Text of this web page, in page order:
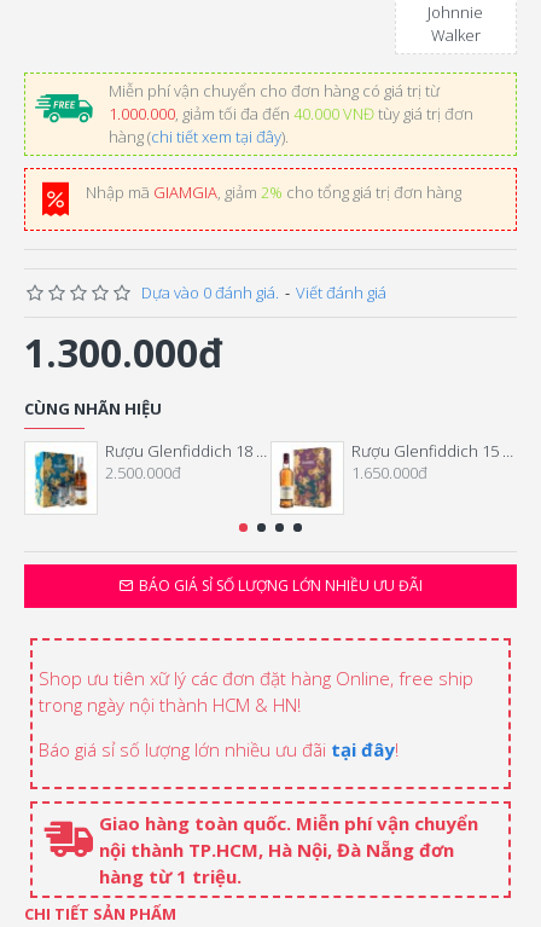
Miễn phí vận chuyển cho đơn hàng có giá trị từ
1.000.000, giảm tối đa đến 40.000 VNĐtùy giá trị đơn
hàng (chi tiết xem tại đây).
Nhập mã GIAMGIA, giảm 2% cho tổng giá trị đơn hàng
Johnnie
Walker
Dựa vào 0 đánh giá. - Viết đánh giá
1.300.000đ
BÁO GIÁ SỈ SỐ LƯỢNG LỚN NHIỀU ƯU ĐÃI
CÙNG NHÃN HIỆU
Rượu Glenfiddich 18 Năm Hộp Quà Tết 2026
2.500.000đ
Rượu Glenfiddich 15 Năm Hộp Quà Tết 2026
1.650.000đ
Shop ưu tiên xữ lý các đơn đặt hàng Online, free ship
trong ngày nội thành HCM & HN!
Báo giá sỉ số lượng lớn nhiều ưu đãi tại đây!
Giao hàng toàn quốc. Miễn phí vận chuyển
nội thành TP.HCM, Hà Nội, Đà Nẵng đơn
hàng từ 1 triệu.
CHI TIẾT SẢN PHẨM